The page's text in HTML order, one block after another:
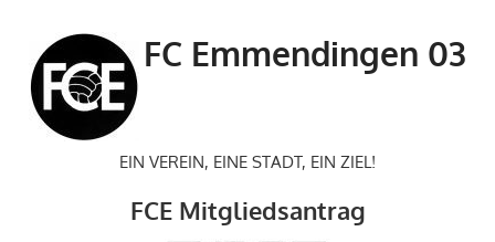
springen
FC Emmendingen 03
EIN VEREIN, EINE STADT, EIN ZIEL!
FCE Mitgliedsantrag